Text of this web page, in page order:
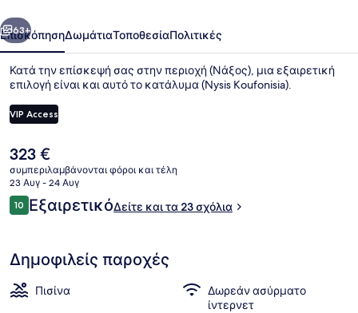
Εποχική εξωτερική πισίνα
Επόμενο
63+
ΕπισκόπησηΔωμάτιαΤοποθεσίαΠολιτικές
Κατά την επίσκεψή σας στην περιοχή (Νάξος), μια εξαιρετική
επιλογή είναι και αυτό το κατάλυμα (Nysis Koufonisia).
VIP Access
Η
τρέχουσα
τιμή
είναι
323 €
323 €
συμπεριλαμβάνονται φόροι και τέλη
23 Αυγ - 24 Αυγ
Σχόλια
1010 στα 10
ΕξαιρετικόΔείτε και τα 23 σχόλια
Δημοφιλείς παροχές
Πισίνα
Δωρεάν ασύρματο
ίντερνετ